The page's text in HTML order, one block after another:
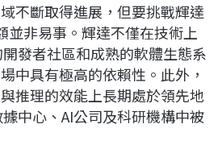
不斷取得進展，但要挑戰輝達
並非易事。輝達不僅在技術上
發者社區和成熟的軟體生態系
中具有極高的依賴性。此外，
推理的效能上長期處於領先地
中心、AI公司及科研機構中被